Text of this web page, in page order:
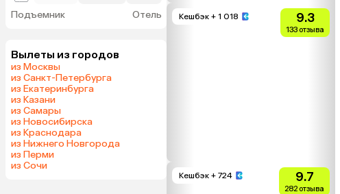
Подъемник
Отель
Вылеты из городов
из Москвы
из Санкт-Петербурга
из Екатеринбурга
из Казани
из Самары
из Новосибирска
из Краснодара
из Нижнего Новгорода
из Перми
из Сочи
Кешбэк + 1 018 9.3
133 отзыва
Кешбэк + 724 9.7
282 отзыва